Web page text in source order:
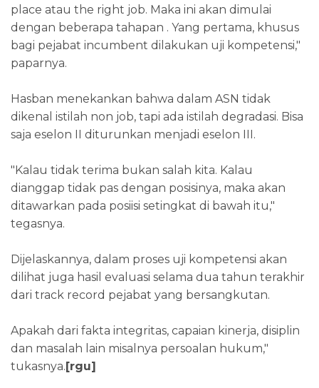
place atau the right job. Maka ini akan dimulai
dengan beberapa tahapan . Yang pertama, khusus
bagi pejabat incumbent dilakukan uji kompetensi,"
paparnya.
Hasban menekankan bahwa dalam ASN tidak
dikenal istilah non job, tapi ada istilah degradasi. Bisa
saja eselon II diturunkan menjadi eselon III.
"Kalau tidak terima bukan salah kita. Kalau
dianggap tidak pas dengan posisinya, maka akan
ditawarkan pada posiisi setingkat di bawah itu,"
tegasnya.
Dijelaskannya, dalam proses uji kompetensi akan
dilihat juga hasil evaluasi selama dua tahun terakhir
dari track record pejabat yang bersangkutan.
Apakah dari fakta integritas, capaian kinerja, disiplin
dan masalah lain misalnya persoalan hukum,"
tukasnya. [rgu]